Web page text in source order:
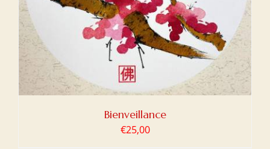
Bienveillance
€25,00